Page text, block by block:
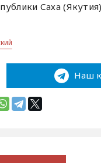
Саха
Наш